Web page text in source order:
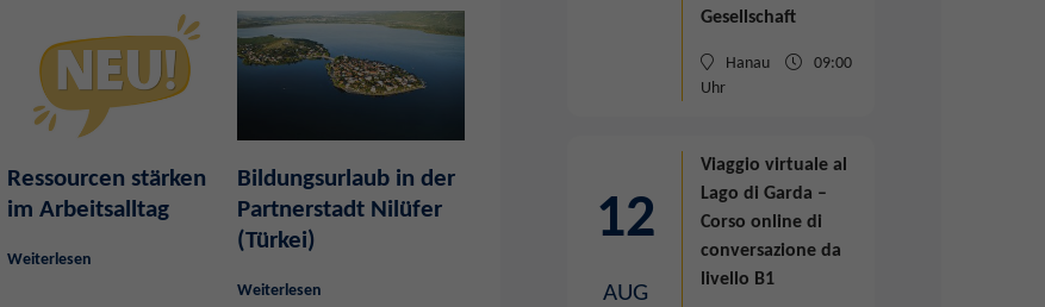
Ressourcen stärken
im Arbeitsalltag
Weiterlesen
Bildungsurlaub in der
Partnerstadt Nilüfer
(Türkei)
Weiterlesen
Gesellschaft
Hanau
09:00
Uhr
12
AUG
Viaggio virtuale al
Lago di Garda –
Corso online di
conversazione da
livello B1